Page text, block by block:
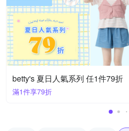
betty's 夏日人氣系列 任1件79折
滿1件享79折